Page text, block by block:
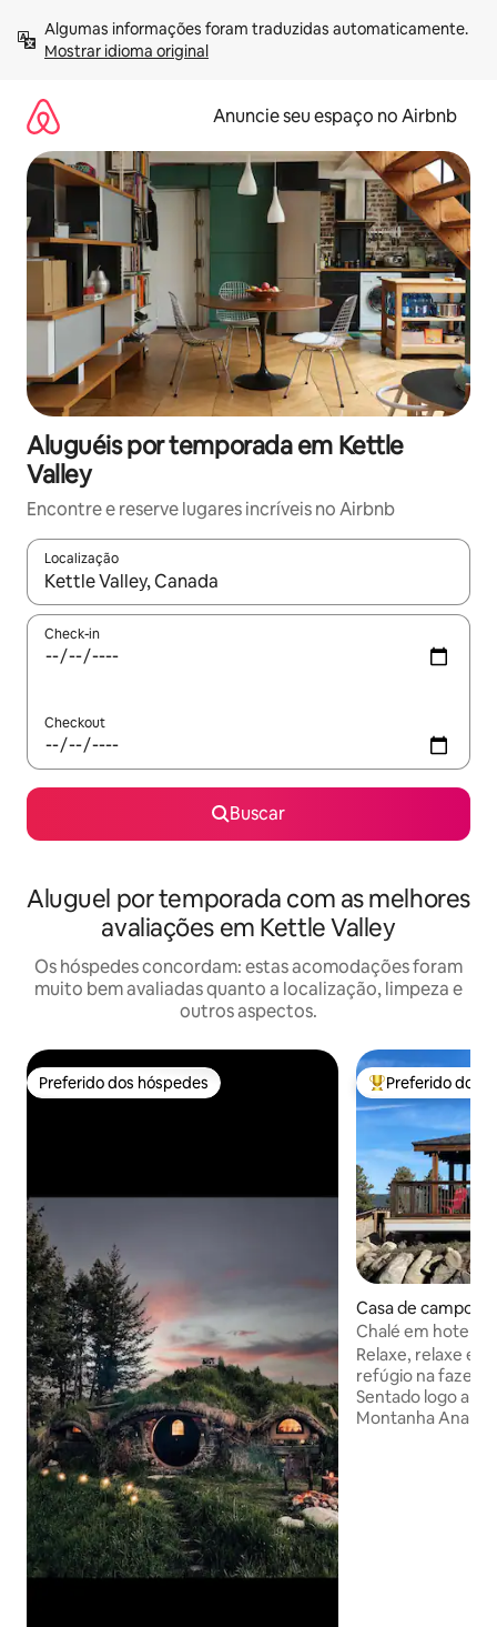
para
Mostrar idioma original
Anuncie seu espaço no Airbnb
Aluguéis por temporada em Kettle
Valley
Encontre e reserve lugares incríveis no Airbnb
Localização
Quando os resultados estiverem disponíveis, explore-os
Check-in
Checkout
Buscar
Aluguel por temporada com as melhores
avaliações em Kettle Valley
Os hóspedes concordam: estas acomodações foram
muito bem avaliadas quanto a localização, limpeza e
outros aspectos.
Preferido dos hóspedes
Preferido dos hóspedes Entre os
Preferido dos
Casa de campo ⋅
Chalé em hotel-
Relaxe, relaxe e
refúgio na
Sentado logo
Montanha